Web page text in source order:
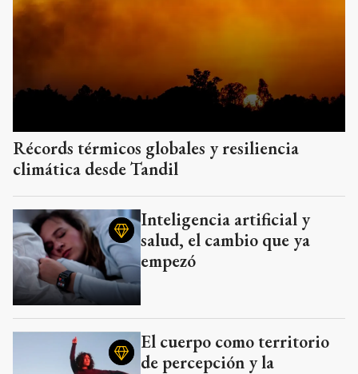
Récords térmicos globales y resiliencia
climática desde Tandil
Inteligencia artificial y
salud, el cambio que ya
empezó
El cuerpo como territorio
de percepción y la